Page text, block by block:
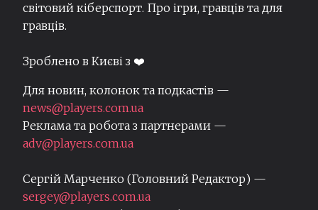
світовий кіберспорт. Про ігри, гравців та для
гравців.
Зроблено в Києві з ❤️
Для новин, колонок та подкастів —
news@players.com.ua
Реклама та робота з партнерами —
adv@players.com.ua
Сергій Марченко (Головний Редактор) —
sergey@players.com.ua